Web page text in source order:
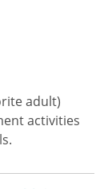
adult)
activities